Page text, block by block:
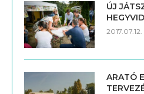
ÚJ
2017.07.12.
ARATÓ